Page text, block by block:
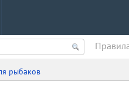
рыбаков